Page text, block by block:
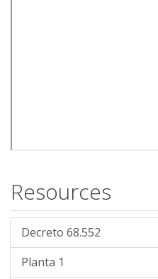
Resources
Decreto 68.552
Planta 1